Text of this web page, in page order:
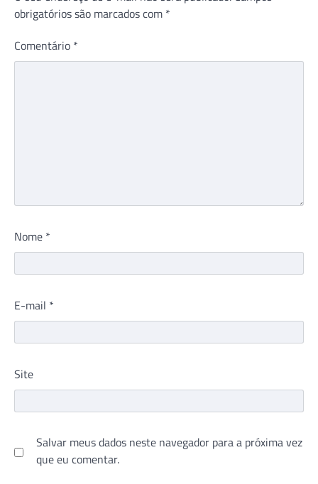
obrigatórios são marcados com *
Comentário *
Nome *
E-mail *
Site
Salvar meus dados neste navegador para a próxima vez
que eu comentar.